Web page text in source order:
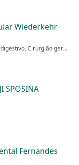
Wiederkehr
Cirurgião do aparelho digestivo, Cirurgião geral
SPOSINA
Fernandes